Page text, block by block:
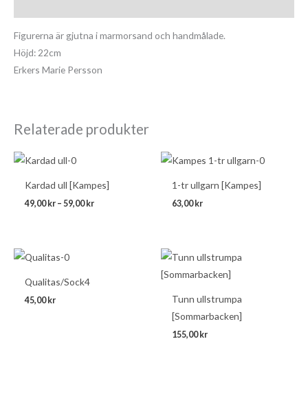
Figurerna är gjutna i marmorsand och handmålade.
Höjd: 22cm
Erkers Marie Persson
Relaterade produkter
Kardad ull [Kampes]
49,00 kr – 59,00 kr
59,00 kr
1-tr ullgarn [Kampes]
63,00 kr
Qualitas/Sock4
45,00kr
Tunn ullstrumpa
[Sommarbacken]
155,00kr